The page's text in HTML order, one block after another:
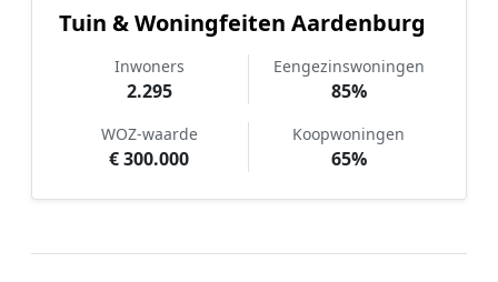
Tuin & Woningfeiten Aardenburg
Inwoners
2.295
Eengezinswoningen
85%
WOZ-waarde
€ 300.000
Koopwoningen
65%